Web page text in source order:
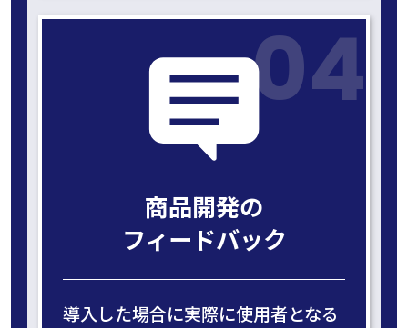
04
商品開発の
フィードバック
導入した場合に実際に使用者となる